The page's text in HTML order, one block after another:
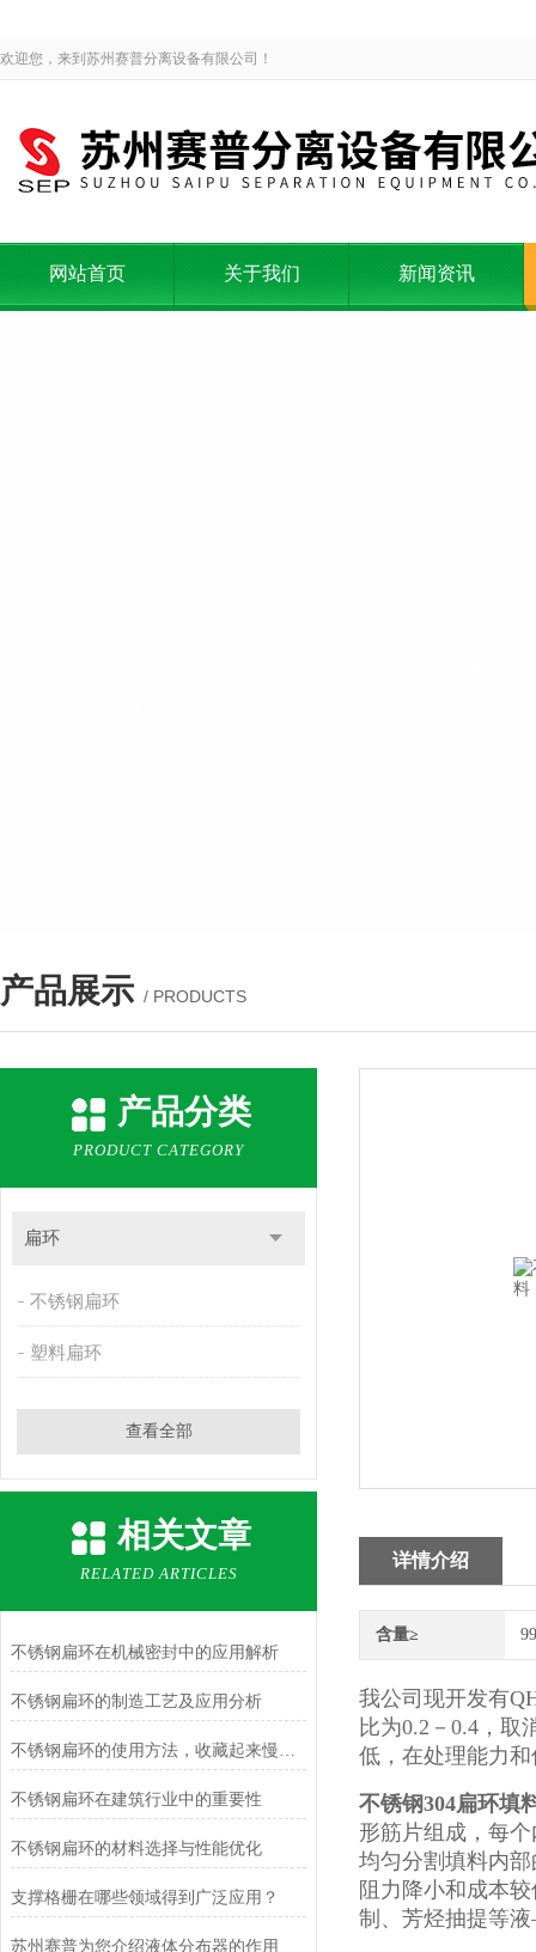
欢迎您，来到苏州赛普分离设备有限公司！
网站首页 关于我们 新闻资讯
产品展示 / PRODUCTS
产品分类
PRODUCT CATEGORY
扁环
不锈钢扁环
塑料扁环
查看全部
相关文章
RELATED ARTICLES
不锈钢扁环在机械密封中的应用解析
不锈钢扁环的制造工艺及应用分析
不锈钢扁环的使用方法，收藏起来慢慢看！
不锈钢扁环在建筑行业中的重要性
不锈钢扁环的材料选择与性能优化
支撑格栅在哪些领域得到广泛应用？
苏州赛普为您介绍液体分布器的作用
详情介绍
含量≥
我公司现开发有
比为0.2－0.4，
低，在处理能力
不锈钢304扁环填
形筋片组成，每
均匀分割填料内
阻力降小和成本
制、芳烃抽提等